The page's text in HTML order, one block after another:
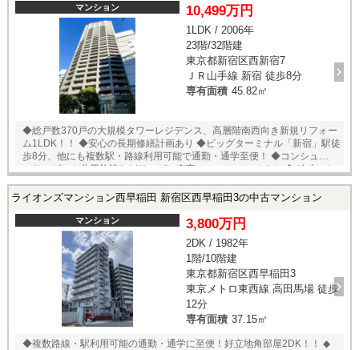
ム： ※要詳細確認 ※いずれも要空き確認 ペット飼育：可（1住戸2匹ま
で・体長70cm相当・使用細則あり） ▽リフォーム内容 ・フローリング
新規貼替 ・壁・天井クロス新規貼替 ・給水管・給湯管新規交換（専
有部） ・照明器具新規設置 ・建具・玄関収納等新規交換 ・エアコン
1基新規設置 ・オリジナル洗面化粧台新規交換 ・LIXIL製洗浄便座付ト
イレ新規交換 ・LIXIL製ユニットバス新規交換（浴室換気乾燥機付） ・
オリジナルシステムキッチン新規交換（食器洗い機付） ・給湯器新規交
換（追焚式） 等 （2026年3月完工）
マンション 10,499万円
1LDK / 2006年
23階/32階建
東京都新宿区西新宿7
ＪＲ山手線 新宿 徒歩8分
専有面積 45.82㎡
◆総戸数370戸の大規模タワーレジデンス、高層階南西向き新規リフォー
ム1LDK！！ ◆安心の長期修繕計画あり ◆ビッグターミナル「新宿」駅徒
歩8分、他にも複数駅・路線利用可能で通勤・通学至便！ ◆コンシュルジ
ュサービスや共用施設などサービス充実のマンションです！ ◆ダブルオ
ートロック・ダブルロック・防犯カメラ・ディンプルキー等による安
心・安全の防犯セキュリティ ◆宅配ボックスで不在時の荷物の受取も可
買い物に便利です ～共用施設～ ・スカイラウンジ ・浴室 ・サウ
ナ ・フィットネスルーム ・音楽室 ・ランドリールーム ・ミーティ
ングルーム 他 ◎その他 駐車場：月額54000～59400円 駐輪場：無償
（登録料3500円、ステッカー貼付） トランクルーム：月額5250～9450
円 ※いずれも要空き確認
ライオンズマンション西早稲田 新宿区西早稲田3の中古マンション
マンション 3,800万円
2DK / 1982年
1階/10階建
東京都新宿区西早稲田3
東京メトロ東西線 高田馬場 徒歩
12分
専有面積 37.15㎡
◆複数路線・駅利用可能の通勤・通学に至便！好立地角部屋2DK！！ ◆